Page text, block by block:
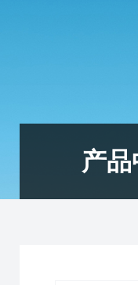
产